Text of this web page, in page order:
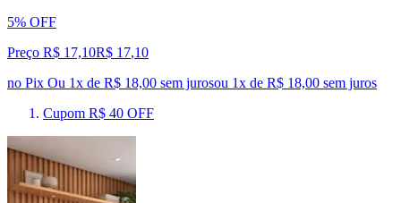
5% OFF
Preço R$ 17,10R$ 17,10
no Pix Ou 1x de R$ 18,00 sem jurosou 1x de R$ 18,00 sem juros
Cupom R$ 40 OFF